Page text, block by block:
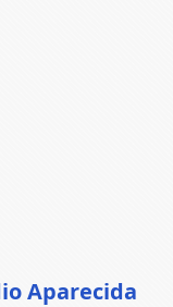
Aparecida